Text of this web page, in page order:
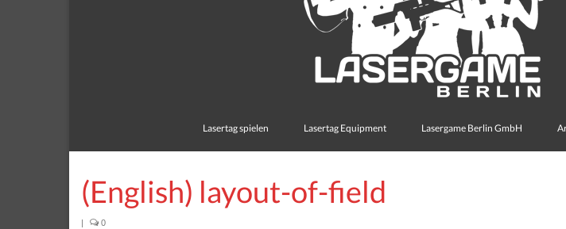
Lasertag spielen Lasertag Equipment Lasergame Berlin GmbH
(English) layout-of-field
| 0